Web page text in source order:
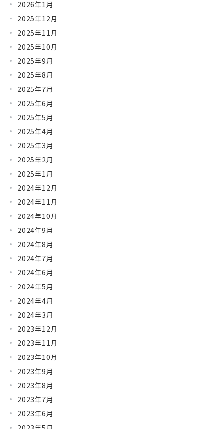
2026年1月
2025年12月
2025年11月
2025年10月
2025年9月
2025年8月
2025年7月
2025年6月
2025年5月
2025年4月
2025年3月
2025年2月
2025年1月
2024年12月
2024年11月
2024年10月
2024年9月
2024年8月
2024年7月
2024年6月
2024年5月
2024年4月
2024年3月
2023年12月
2023年11月
2023年10月
2023年9月
2023年8月
2023年7月
2023年6月